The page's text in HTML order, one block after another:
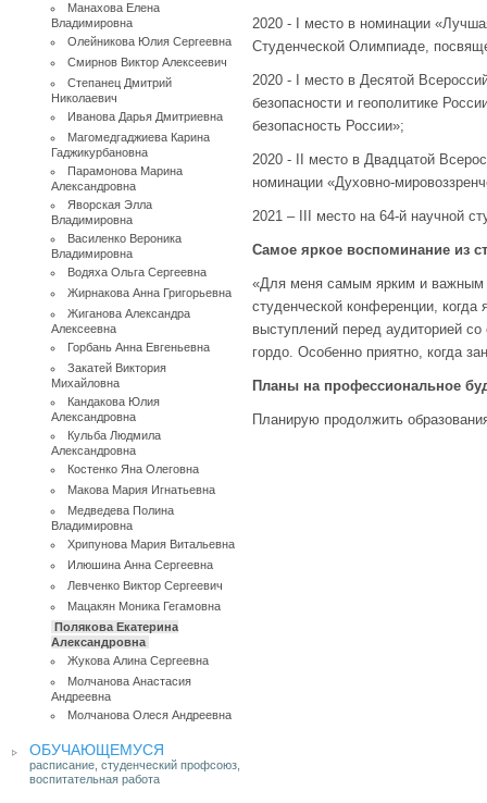
Манахова Елена
Владимировна
Олейникова Юлия Сергеевна
Смирнов Виктор Алексеевич
Степанец Дмитрий
Николаевич
Иванова Дарья Дмитриевна
Магомедгаджиева Карина
Гаджикурбановна
Парамонова Марина
Александровна
Яворская Элла
Владимировна
Василенко Вероника
Владимировна
Водяха Ольга Сергеевна
Жирнакова Анна Григорьевна
Жиганова Александра
Алексеевна
Горбань Анна Евгеньевна
Закатей Виктория
Михайловна
Кандакова Юлия
Александровна
Кульба Людмила
Александровна
Костенко Яна Олеговна
Макова Мария Игнатьевна
Медведева Полина
Владимировна
Хрипунова Мария Витальевна
Илюшина Анна Сергеевна
Левченко Виктор Сергеевич
Мацакян Моника Гегамовна
Полякова Екатерина
Александровна
Жукова Алина Сергеевна
Молчанова Анастасия
Андреевна
Молчанова Олеся Андреевна
ОБУЧАЮЩЕМУСЯ
расписание, студенческий профсоюз,
воспитательная работа
2020 - I место в номинации
Студенческой Олимпиаде,
2020 - I место в Десятой
безопасности и геополитике
безопасность России»;
2020 - II место в Двадцатой
номинации «Духовно-
2021 – III место на 64-й научной
Самое яркое воспоминание из
«Для меня самым ярким и важным
студенческой конференции,
выступлений перед аудиторией
гордо. Особенно приятно, когда
Планы на профессиональное
Планирую продолжить